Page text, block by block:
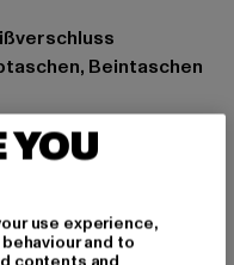
Beintaschen
Baumwolle, 35%
YOU
use experience,
and to